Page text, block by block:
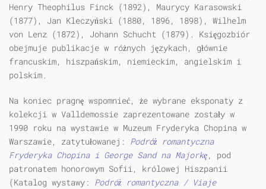
Henry Theophilus Finck (1892), Maurycy Karasowski
(1877), Jan Kleczyński (1880, 1896, 1898), Wilhelm
von Lenz (1872), Johann Schucht (1879). Księgozbiór
obejmuje publikacje w różnych językach, głównie
francuskim, hiszpańskim, niemieckim, angielskim i
polskim.
Na koniec pragnę wspomnieć, że wybrane eksponaty z
kolekcji w Valldemossie zaprezentowane zostały w
1990 roku na wystawie w Muzeum Fryderyka Chopina w
Warszawie, zatytułowanej: Podróż romantyczna
Fryderyka Chopina i George Sand na Majorkę, pod
patronatem honorowym Sofii, królowej Hiszpanii
(Katalog wystawy: Podróż romantyczna / Viaje